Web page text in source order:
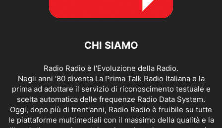
CHI SIAMO
Radio Radio è l'Evoluzione della Radio.
Negli anni '80 diventa La Prima Talk Radio Italiana e la
prima ad adottare il servizio di riconoscimento testuale e
scelta automatica delle frequenze Radio Data System.
Oggi, dopo più di trent'anni, Radio Radio è fruibile su tutte
le piattaforme multimediali con il massimo della qualità e la